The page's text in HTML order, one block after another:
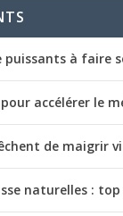
puissants à faire
accélérer le
de maigrir
naturelles : top